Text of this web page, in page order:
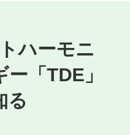
ハーモニ
「TDE」
る